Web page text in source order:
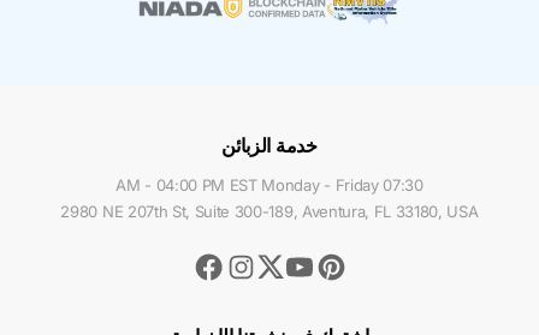
خدمة الزبائن
07:30 AM - 04:00 PM EST Monday - Friday
2980 NE 207th St, Suite 300-189, Aventura, FL 33180, USA
Facebook
Instagram
TwitterYoutubePinterest